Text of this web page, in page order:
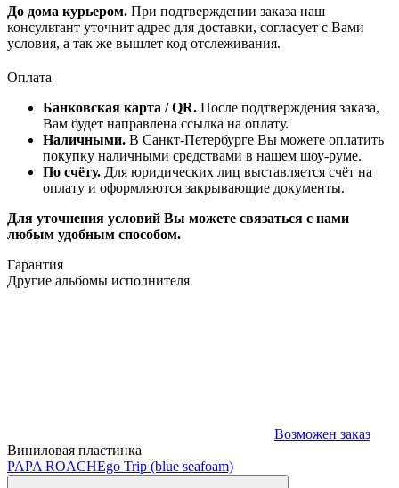
До дома курьером. При подтверждении заказа наш
консультант уточнит адрес для доставки, согласует с Вами
условия, а так же вышлет код отслеживания.
Оплата
Банковская карта / QR. После подтверждения заказа,
Вам будет направлена ссылка на оплату.
Наличными. В Санкт-Петербурге Вы можете оплатить
покупку наличными средствами в нашем шоу-руме.
По счёту. Для юридических лиц выставляется счёт на
оплату и оформляются закрывающие документы.
Для уточнения условий Вы можете связаться с нами
любым удобным способом.
Гарантия
Другие альбомы исполнителя
Возможен заказ
Виниловая пластинка
PAPA ROACHEgo Trip (blue seafoam)